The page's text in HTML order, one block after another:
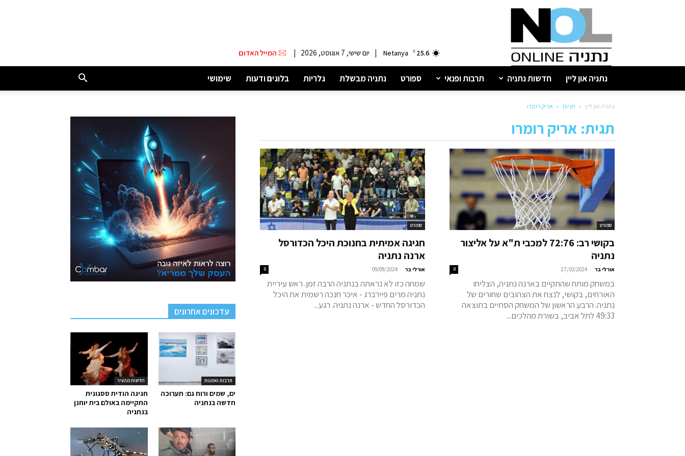
נתניה
25.6
C
Netanya
| יום שישי, 7 אוגוסט, 2026 | המייל האדום
נתניה און ליין חדשות נתניה תרבות ופנאי ספורט נתניה מבשלת גלריות בלוגים ודעות שימושי
נתניה און ליין תגיות אריק רומרו
תגית: אריק רומרו
ספורט
בקושי רב: 72:76 למכבי ת"א על אליצור
נתניה
אורלי בר -
27/10/2024
0
במשחק מותח שהתקיים בארנה נתניה, הצליחו
האורחים, בקושי, לנצח את הצהובים שחורים של
נתניה. הרבע הראשון של המשחק הסתיים בתוצאה
49:33 לתל אביב, בשורת מהלכים...
ספורט
חגיגה אמיתית בחנוכת היכל הכדורסל
ארנה נתניה
אורלי בר -
09/09/2024
0
שמחה כזו לא נראתה בנתניה הרבה זמן. ראש עיריית
נתניה מרים פיירברג - איכר חנכה רשמית את היכל
הכדורסל החדש - ארנה נתניה. רגע...
עדכונים אחרונים
חדשות מהעיר
חגיגה הודית ססגונית
התקיימה באולם בית יוחנן
בנתניה
תרבות ואמנות
ים, שמים ורוח גם: תערוכה
חדשה בנתניה